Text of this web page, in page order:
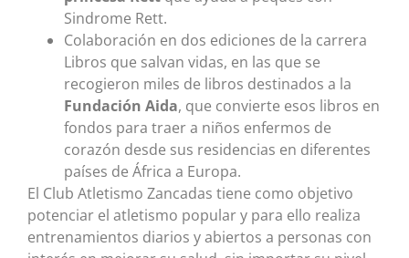
Sindrome Rett.
Colaboración en dos ediciones de la carrera
Libros que salvan vidas, en las que se
recogieron miles de libros destinados a la
Fundación Aida, que convierte esos libros en
fondos para traer a niños enfermos de
corazón desde sus residencias en diferentes
países de África a Europa.
El Club Atletismo Zancadas tiene como objetivo
potenciar el atletismo popular y para ello realiza
entrenamientos diarios y abiertos a personas con